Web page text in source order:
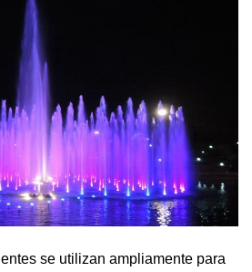
se utilizan ampliamente para